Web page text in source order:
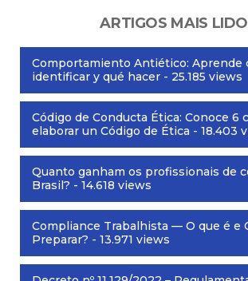
ARTIGOS MAIS
Comportamiento Antiético: Aprende
identificar y qué hacer - 25.185 views
Código de Conducta Ética: Conoce 6
elaborar un Código de Ética - 18.403
Quanto ganham os profissionais de
Brasil? - 14.618 views
Compliance Trabalhista — O que é e
Preparar? - 13.971 views